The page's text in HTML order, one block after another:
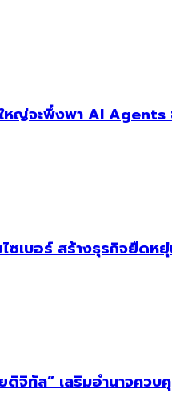
ญ่จะพึ่งพา AI Agents
เบอร์ สร้างธุรกิจยืด
จิทัล” เสริมอำนาจควบ